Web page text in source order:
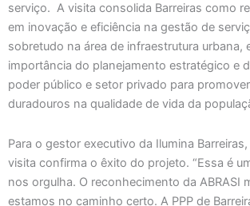
serviço. A visita consolida Barreiras como
em inovação e eficiência na gestão de
sobretudo na área de infraestrutura urbana,
importância do planejamento estratégico e
poder público e setor privado para
duradouros na qualidade de vida da
Para o gestor executivo da Ilumina Barreiras,
visita confirma o êxito do projeto. “Essa é
nos orgulha. O reconhecimento da ABRASI
estamos no caminho certo. A PPP de